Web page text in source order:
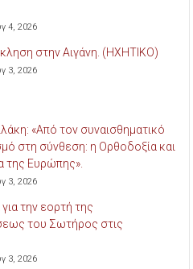
4, 2026
στην Αιγάνη. (ΗΧΗΤΙΚΟ)
3, 2026
«Από τον συναισθηματικό
στη σύνθεση: η Ορθοδοξία και
της Ευρώπης».
3, 2026
για την εορτή της
του Σωτήρος στις
3, 2026